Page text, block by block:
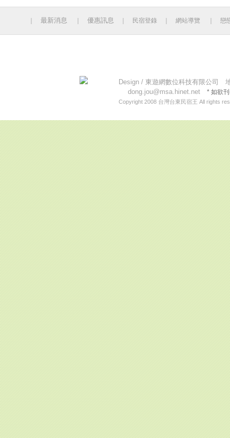
最新消息 優惠訊息 民宿登錄 網站導覽 戀
Design / 東遊網數位科技有限公司
dong.jou@msa.hinet.net
* 如欲
Copyright 2008 台灣台東民宿王 All rights